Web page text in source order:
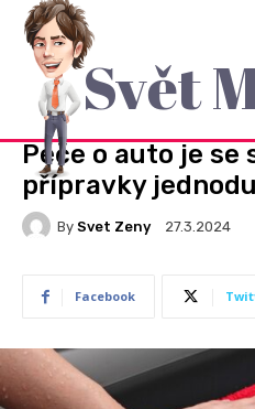
Svět
Domů Auto Moto
AUTO MOTO
Péče o auto je se
přípravky
By Svet Zeny 27.3.2024
Facebook